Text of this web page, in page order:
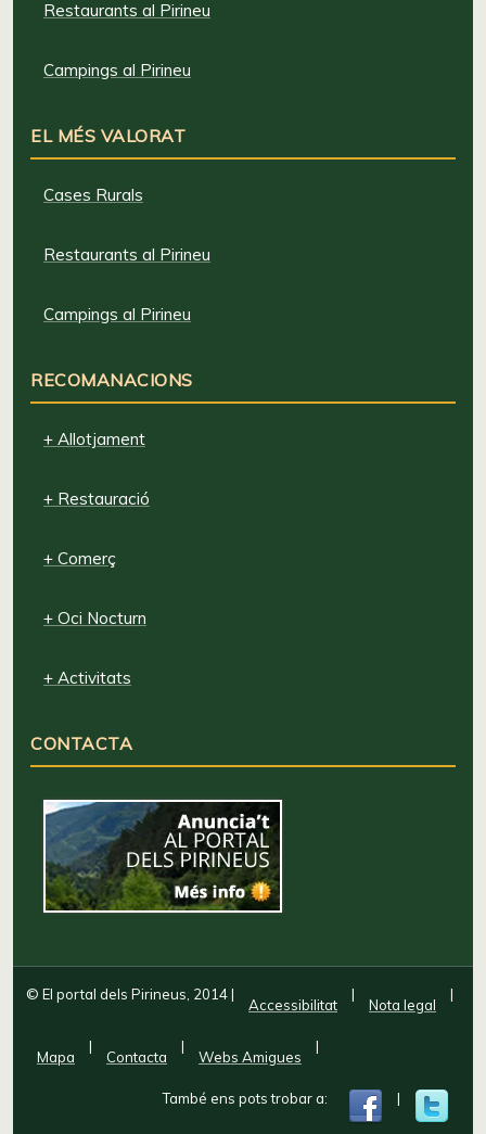
Restaurants al Pirineu
Campings al Pirineu
EL MÉS VALORAT
Cases Rurals
Restaurants al Pirineu
Campings al Pirineu
RECOMANACIONS
+ Allotjament
+ Restauració
+ Comerç
+ Oci Nocturn
+ Activitats
CONTACTA
© El portal dels Pirineus, 2014|
Accessibilitat
|
Nota legal
|
Mapa
|
Contacta
|
Webs Amigues
|
També ens pots trobar a: |